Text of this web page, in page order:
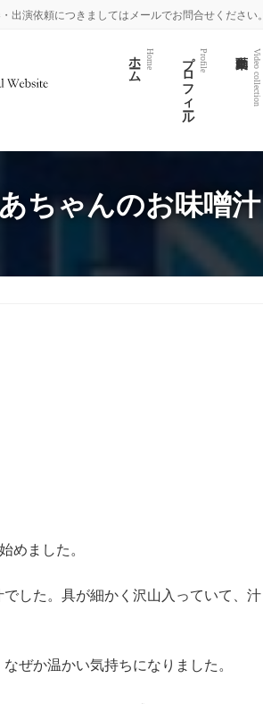
依頼につきましてはメールでお問合せください。
ホーム Home プロフィール Profile Video collection
ちゃんのお味噌汁
めました。
した。具が細かく沢山入っていて、汁
ぜか温かい気持ちになりました。